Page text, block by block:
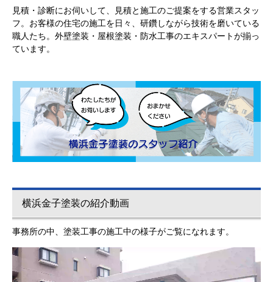
見積・診断にお伺いして、見積と施工のご提案をする営業スタッ
フ。お客様の住宅の施工を日々、研鑽しながら技術を磨いている
職人たち。外壁塗装・屋根塗装・防水工事のエキスパートが揃っ
ています。
横浜金子塗装の紹介動画
事務所の中、塗装工事の施工中の様子がご覧になれます。